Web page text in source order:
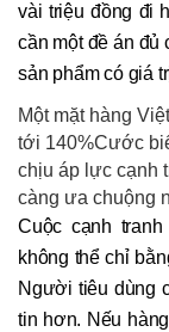
vài triệu đồng đi
cần một đề án đủ
sản phẩm có giá
Một mặt hàng
tới 140%Cước
chịu áp lực cạnh
càng ưa chuộng
Cuộc cạnh
không thể chỉ
Người tiêu dùng
tin hơn. Nếu